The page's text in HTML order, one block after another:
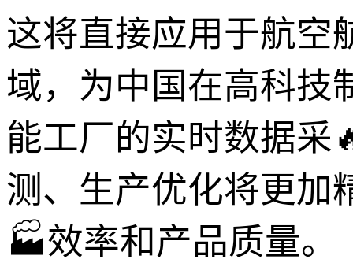
这将直接应用于航空
域，为中国在高科技
能工厂的实时数据采
测、生产优化将更加
🏭效率和产品质量。